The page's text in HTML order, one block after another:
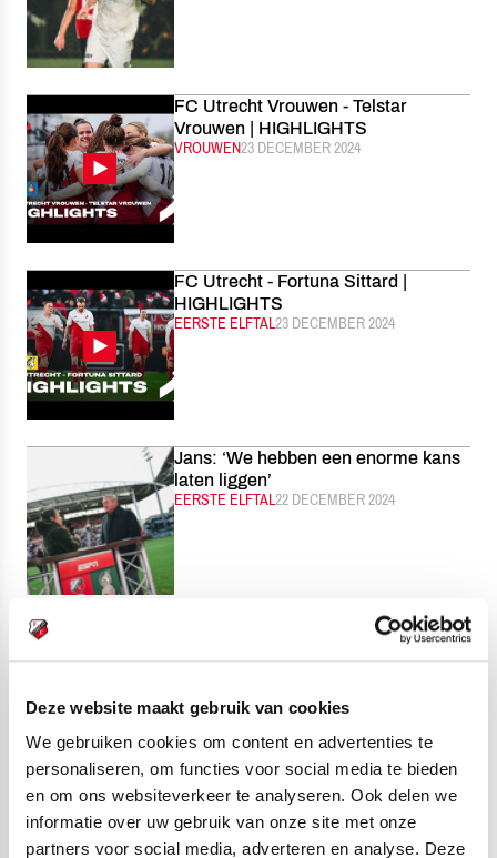
Deze website maakt gebruik van cookies
We gebruiken cookies om content en advertenties te
personaliseren, om functies voor social media te bieden
en om ons websiteverkeer te analyseren. Ook delen we
informatie over uw gebruik van onze site met onze
partners voor social media, adverteren en analyse. Deze
FC Utrecht Vrouwen - Telstar
Vrouwen | HIGHLIGHTS
CATEGORIE:
VROUWENGEPUBLICEERD:
23 DECEMBER 2024
FC Utrecht - Fortuna Sittard |
HIGHLIGHTS
CATEGORIE:
EERSTE ELFTALGEPUBLICEERD:
23 DECEMBER 2024
Jans: ‘We hebben een enorme kans
laten liggen’
CATEGORIE:
EERSTE ELFTALGEPUBLICEERD:
22 DECEMBER 2024
FC Utrecht verliest van Fortuna
FC Utrecht Vrouwen gaat winterstop
in met ruime overwinning op Telstar
CATEGORIE:
VROUWEN GEPUBLICEERD:
21 DECEMBER 2024